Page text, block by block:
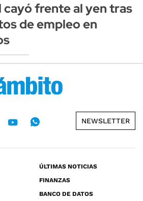
cayó frente al yen tras
de empleo en
NEWSLETTER
ÚLTIMAS NOTICIAS
FINANZAS
BANCO DE DATOS